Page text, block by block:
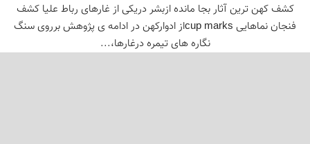
کشف کهن ترین آثار بجا مانده ازبشر دریکی از غارهای رباط علیا کشف
فنجان نماهایی cup marksاز ادوارکهن در ادامه ی پژوهش برروی سنگ
نگاره های تیمره درغارها،...